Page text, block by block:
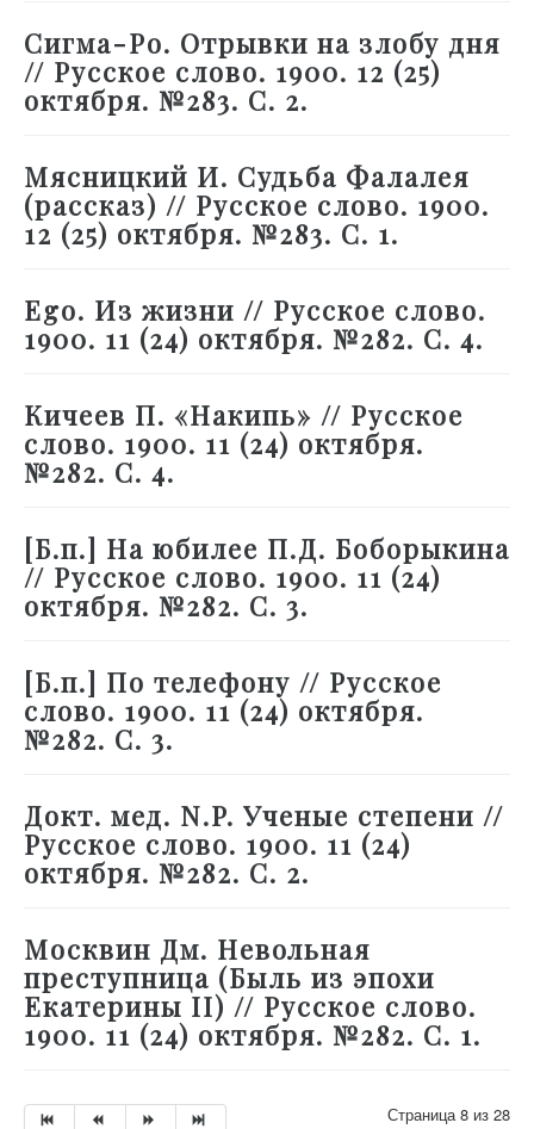
Сигма-Ро. Отрывки на злобу дня
// Русское слово. 1900. 12 (25)
октября. №283. С. 2.
Мясницкий И. Судьба Фалалея
(рассказ) // Русское слово. 1900.
12 (25) октября. №283. С. 1.
Ego. Из жизни // Русское слово.
1900. 11 (24) октября. №282. С. 4.
Кичеев П. «Накипь» // Русское
слово. 1900. 11 (24) октября.
№282. С. 4.
[Б.п.] На юбилее П.Д. Боборыкина
// Русское слово. 1900. 11 (24)
октября. №282. С. 3.
[Б.п.] По телефону // Русское
слово. 1900. 11 (24) октября.
№282. С. 3.
Докт. мед. N.P. Ученые степени //
Русское слово. 1900. 11 (24)
октября. №282. С. 2.
Москвин Дм. Невольная
преступница (Быль из эпохи
Екатерины II) // Русское слово.
1900. 11 (24) октября. №282. С. 1.
Страница 8 из 28